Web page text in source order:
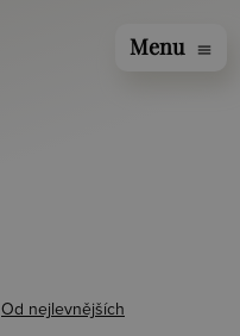
Menu menu
Od nejlevnějších